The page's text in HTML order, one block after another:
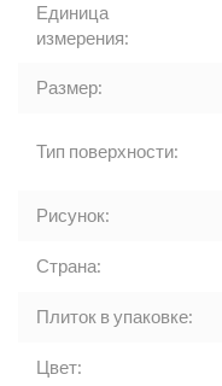
Единица
измерения:
Размер:
Тип поверхности:
Рисунок:
Страна:
Плиток в упаковке:
Цвет: